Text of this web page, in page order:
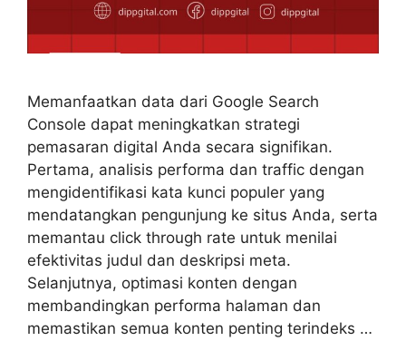
Memanfaatkan data dari Google Search
Console dapat meningkatkan strategi
pemasaran digital Anda secara signifikan.
Pertama, analisis performa dan traffic dengan
mengidentifikasi kata kunci populer yang
mendatangkan pengunjung ke situs Anda, serta
memantau click through rate untuk menilai
efektivitas judul dan deskripsi meta.
Selanjutnya, optimasi konten dengan
membandingkan performa halaman dan
memastikan semua konten penting terindeks …